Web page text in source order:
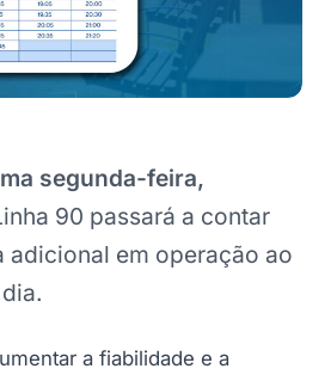
segunda-feira,
90 passará a contar
adicional em operação ao
a fiabilidade e a